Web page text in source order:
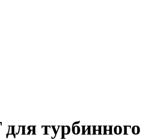
турбинного